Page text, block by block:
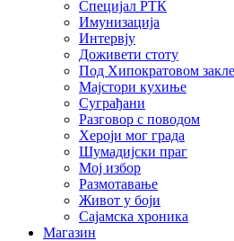
Специјал РТК
Имунизација
Интервју
Доживети стоту
Под Хипократовом
Мајстори кухиње
Суграђани
Разговор с поводом
Хероји мог града
Шумадијски праг
Мој избор
Размотавање
Живот у боји
Сајамска хроника
Магазин